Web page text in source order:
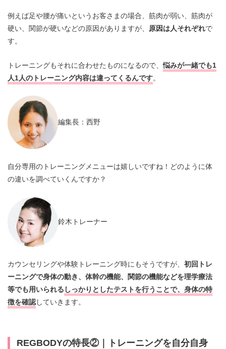
例えば足や腰が痛いというお客さまの場合、筋肉が弱い、筋肉が
硬い、関節が硬いなどの原因がありますが、 原因は人それぞれで
す。
トレーニングもそれに合わせたものになるので、悩みが一緒でも1
人1人のトレーニング内容は違ってくるんです。
編集長：西野
自分専用のトレーニングメニューは嬉しいですね！どのように体
の違いを調べていくんですか？
鈴木トレーナー
カウンセリングや体験トレーニング時にもそうですが、 初回トレ
ーニングで身体の動き、体幹の機能、関節の機能などを理学療法
等でも用いられる しっかりとしたテストを行うことで、身体の特
徴を確認していきます。
REGBODYの特長②｜トレーニングを自分自身